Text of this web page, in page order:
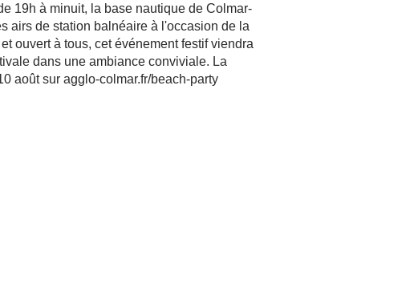
19h à minuit, la base nautique de Colmar-
airs de station balnéaire à l'occasion de la
ouvert à tous, cet événement festif viendra
dans une ambiance conviviale. La
août sur agglo-colmar.fr/beach-party